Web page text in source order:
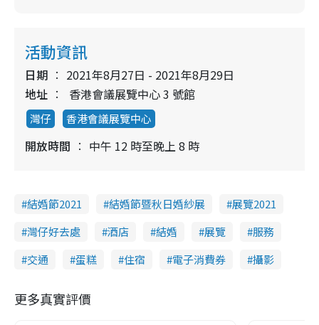
活動資訊
日期
2021年8月27日 - 2021年8月29日
地址
香港會議展覽中心 3 號館
灣仔 香港會議展覽中心
開放時間 中午 12 時至晚上 8 時
結婚節2021 結婚節暨秋日婚紗展
展覽2021
灣仔好去處
酒店 結婚 展覽
服務
交通
蛋糕 住宿 電子消費券 攝影
更多真實評價